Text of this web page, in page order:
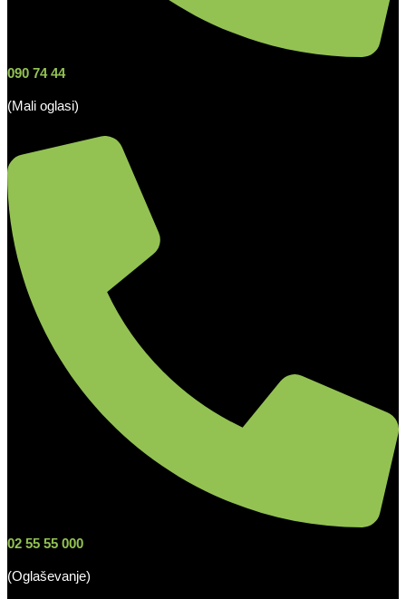
090 74 44
(Mali oglasi)
02 55 55 000
(Oglaševanje)